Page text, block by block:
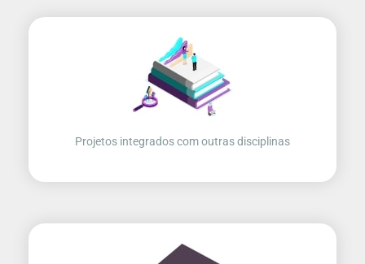
Projetos integrados com outras disciplinas